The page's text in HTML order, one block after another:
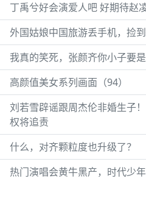
丁禹兮好会演爱人吧 好期待赵
外国姑娘中国旅游丢手机，捡
我真的笑死，张颜齐你小子要
高颜值美女系列画面（94）
刘若雪辟谣跟周杰伦非婚生子
权将追责
什么，对齐颗粒度也升级了？
热门演唱会黄牛黑产，时代少